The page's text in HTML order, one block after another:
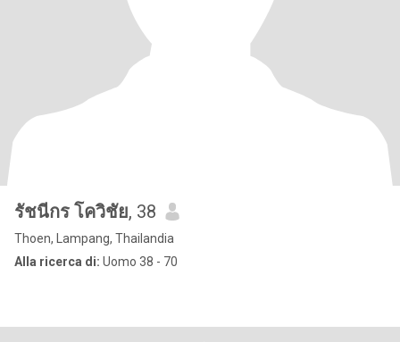
รัชนีกร โควิชัย, 38
Thoen, Lampang, Thailandia
Alla ricerca di: Uomo 38 - 70